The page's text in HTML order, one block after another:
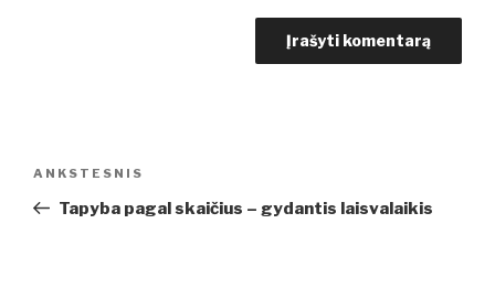
įrašų
Ankstesnis
įrašas
ANKSTESNIS
Tapyba pagal skaičius – gydantis laisvalaikis